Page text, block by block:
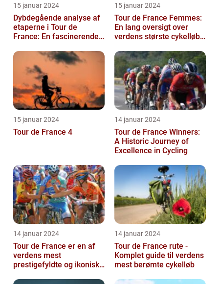
15 januar 2024
Dybdegående analyse af
etaperne i Tour de
France: En fascinerende
15 januar 2024
Tour de France Femmes:
En lang oversigt over
verdens største cykelløb
15 januar 2024
Tour de France 4
14 januar 2024
Tour de France Winners:
A Historic Journey of
Excellence in Cycling
14 januar 2024
Tour de France er en af
verdens mest
prestigefyldte og ikoniske
14 januar 2024
Tour de France rute -
Komplet guide til verdens
mest berømte cykelløb